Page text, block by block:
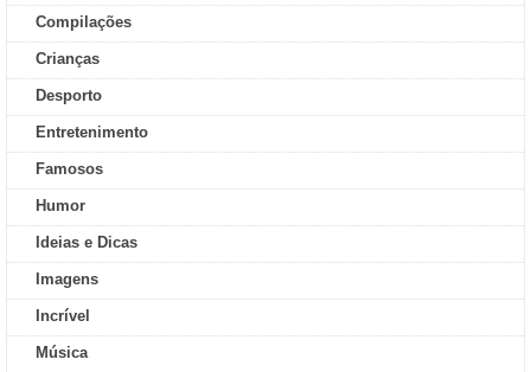
Compilações
Crianças
Desporto
Entretenimento
Famosos
Humor
Ideias e Dicas
Imagens
Incrível
Música